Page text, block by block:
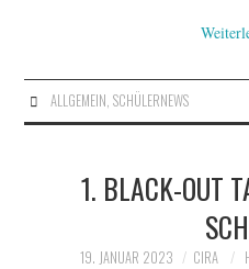
ALLGEMEIN SCHÜLERNEWS
1. BLACK-OUT
19. JANUAR 2023 CIRA